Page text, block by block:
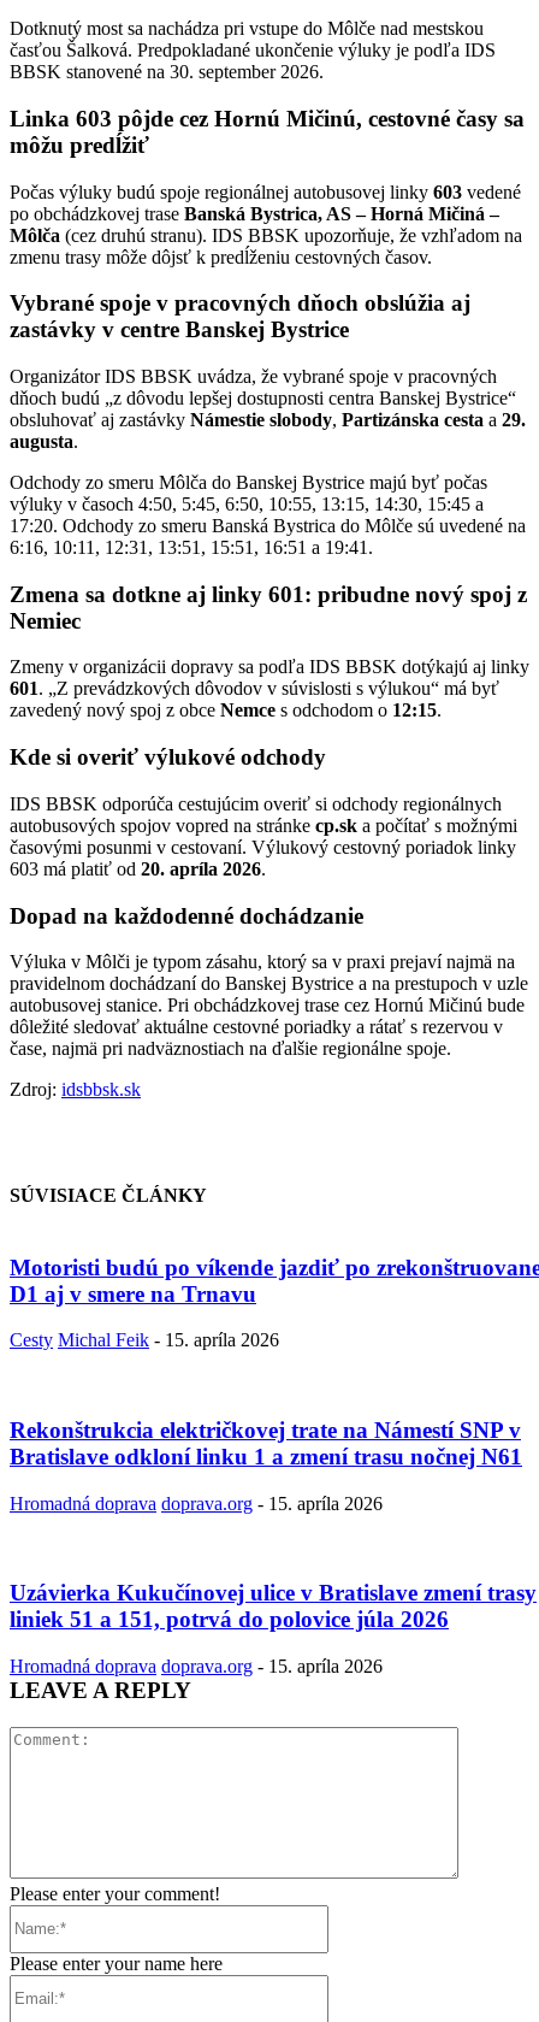
Dotknutý most sa nachádza pri vstupe do Môlče nad mestskou
časťou Šalková. Predpokladané ukončenie výluky je podľa IDS
BBSK stanovené na 30. september 2026.
Linka 603 pôjde cez Hornú Mičinú, cestovné časy sa
môžu predĺžiť
Počas výluky budú spoje regionálnej autobusovej linky 603 vedené
po obchádzkovej trase Banská Bystrica, AS – Horná Mičiná –
Môlča (cez druhú stranu). IDS BBSK upozorňuje, že vzhľadom na
zmenu trasy môže dôjsť k predĺženiu cestovných časov.
Vybrané spoje v pracovných dňoch obslúžia aj
zastávky v centre Banskej Bystrice
Organizátor IDS BBSK uvádza, že vybrané spoje v pracovných
dňoch budú „z dôvodu lepšej dostupnosti centra Banskej Bystrice“
obsluhovať aj zastávky Námestie slobody, Partizánska cesta a 29.
augusta.
Odchody zo smeru Môlča do Banskej Bystrice majú byť počas
výluky v časoch 4:50, 5:45, 6:50, 10:55, 13:15, 14:30, 15:45 a
17:20. Odchody zo smeru Banská Bystrica do Môlče sú uvedené na
6:16, 10:11, 12:31, 13:51, 15:51, 16:51 a 19:41.
Zmena sa dotkne aj linky 601: pribudne nový spoj z
Nemiec
Zmeny v organizácii dopravy sa podľa IDS BBSK dotýkajú aj linky
601. „Z prevádzkových dôvodov v súvislosti s výlukou“ má byť
zavedený nový spoj z obce Nemce s odchodom o 12:15.
Kde si overiť výlukové odchody
IDS BBSK odporúča cestujúcim overiť si odchody regionálnych
autobusových spojov vopred na stránke cp.sk a počítať s možnými
časovými posunmi v cestovaní. Výlukový cestovný poriadok linky
603 má platiť od 20. apríla 2026.
Dopad na každodenné dochádzanie
Výluka v Môlči je typom zásahu, ktorý sa v praxi prejaví najmä na
pravidelnom dochádzaní do Banskej Bystrice a na prestupoch v uzle
autobusovej stanice. Pri obchádzkovej trase cez Hornú Mičinú bude
dôležité sledovať aktuálne cestovné poriadky a rátať s rezervou v
čase, najmä pri nadväznostiach na ďalšie regionálne spoje.
Zdroj: idsbbsk.sk
SÚVISIACE ČLÁNKY
Motoristi budú po víkende jazdiť po
D1 aj v smere na Trnavu
Cesty Michal Feik - 15. apríla 2026
Rekonštrukcia električkovej trate na Námestí SNP v
Bratislave odkloní linku 1 a zmení trasu nočnej N61
Hromadná doprava doprava.org - 15. apríla 2026
Uzávierka Kukučínovej ulice v Bratislave zmení trasy
liniek 51 a 151, potrvá do polovice júla 2026
Hromadná doprava doprava.org - 15. apríla 2026
LEAVE A REPLY
Please enter your comment!
Please enter your name here